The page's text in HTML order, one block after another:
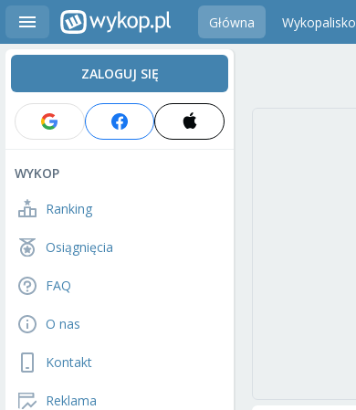
Główna Wykopalisko
ZALOGUJ SIĘ
WYKOP
Ranking
Osiągnięcia
FAQ
O nas
Kontakt
Reklama